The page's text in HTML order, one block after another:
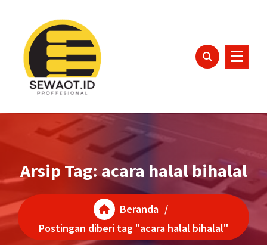
konten
Arsip Tag: acara halal bihalal
Beranda /
Postingan diberi tag "acara halal bihalal"